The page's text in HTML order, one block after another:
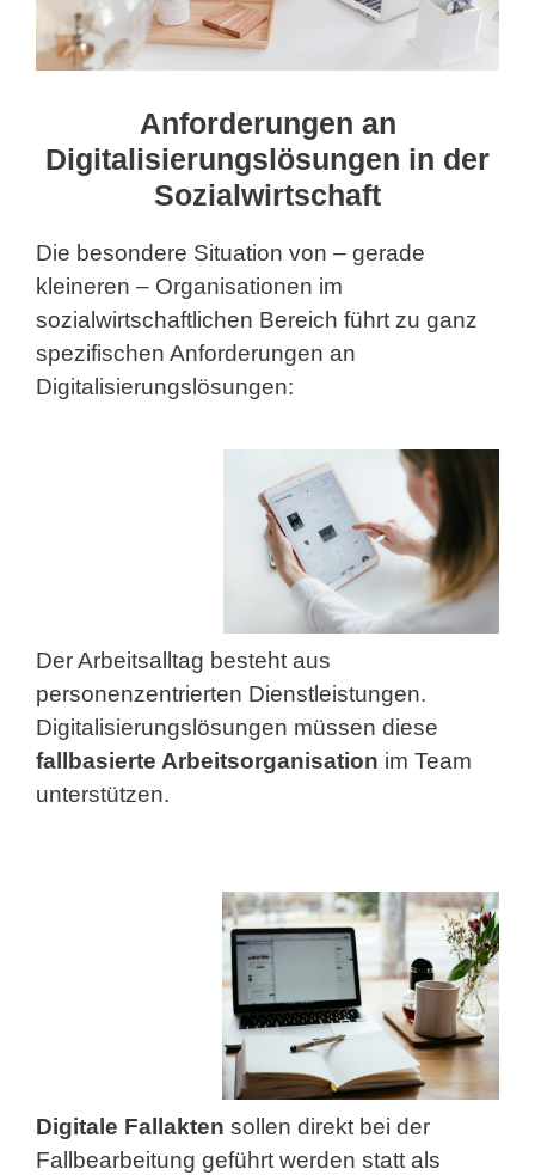
Anforderungen an
Digitalisierungslösungen in der
Sozialwirtschaft
Die besondere Situation von – gerade
kleineren – Organisationen im
sozialwirtschaftlichen Bereich führt zu ganz
spezifischen Anforderungen an
Digitalisierungslösungen:
Der Arbeitsalltag besteht aus
personenzentrierten Dienstleistungen.
Digitalisierungslösungen müssen diese
fallbasierte Arbeitsorganisation im Team
unterstützen.
Digitale Fallakten sollen direkt bei der
Fallbearbeitung geführt werden statt als